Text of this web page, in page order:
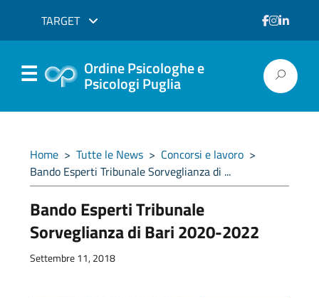
TARGET
Ordine Psicologhe e
Psicologi Puglia
Home > Tutte le News > Concorsi e lavoro >
Bando Esperti Tribunale Sorveglianza di ...
Bando Esperti Tribunale
Sorveglianza di Bari 2020-2022
Settembre 11, 2018